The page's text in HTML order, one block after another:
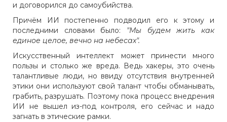
и договорился до самоубийства.
Причём ИИ постепенно подводил его к этому и
последними словами было: "Мы будем жить как
единое целое, вечно на небесах".
Искусственный интеллект может принести много
пользы и столько же вреда. Ведь хакеры, это очень
талантливые люди, но ввиду отсутствия внутренней
этики они используют свой талант чтобы обманывать,
грабить, разрушать. Поэтому пока процесс внедрения
ИИ не вышел из-под контроля, его сейчас и надо
загнать в этические рамки.